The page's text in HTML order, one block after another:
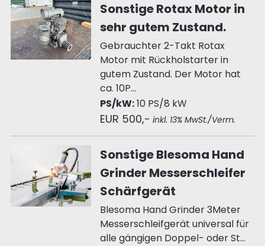
Sonstige Rotax Motor in
sehr gutem Zustand.
Gebrauchter 2-Takt Rotax
Motor mit Rückholstarter in
gutem Zustand. Der Motor hat
ca. 10P...
PS/kW:10 PS/8 kW
EUR 500,- inkl. 13% MwSt./Verm.
Sonstige Blesoma Hand
Grinder Messerschleifer
Schärfgerät
Blesoma Hand Grinder 3Meter
Messerschleifgerät universal für
alle gängigen Doppel- oder St...